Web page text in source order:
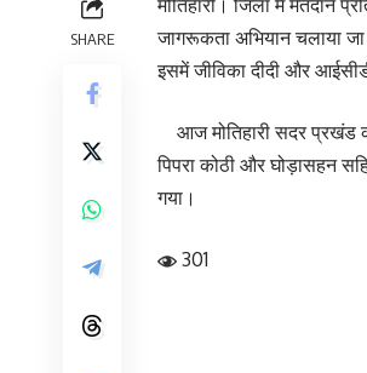
SHARE
मोतिहारी। जिला में मतदान
जागरूकता अभियान चलाया
इसमें जीविका दीदी और
आज मोतिहारी सदर प्रखंड
पिपरा कोठी और घोड़ासहन
गया।
301